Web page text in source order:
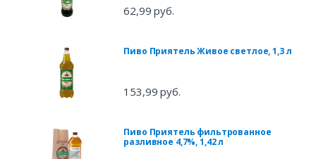
62,99 руб.
Пиво Приятель Живое светлое, 1,3 л
153,99 руб.
Пиво Приятель фильтрованное
разливное 4,7%, 1,42 л